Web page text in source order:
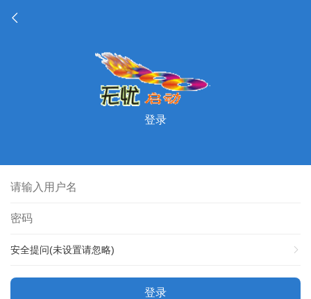
登录
安全提问(未设置请忽略)
登录